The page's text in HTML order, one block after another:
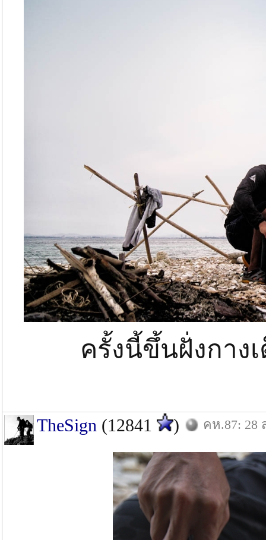
ครั้งนี้ขึ้นฝั่งกาง
TheSign (12841 ) คห.87: 28